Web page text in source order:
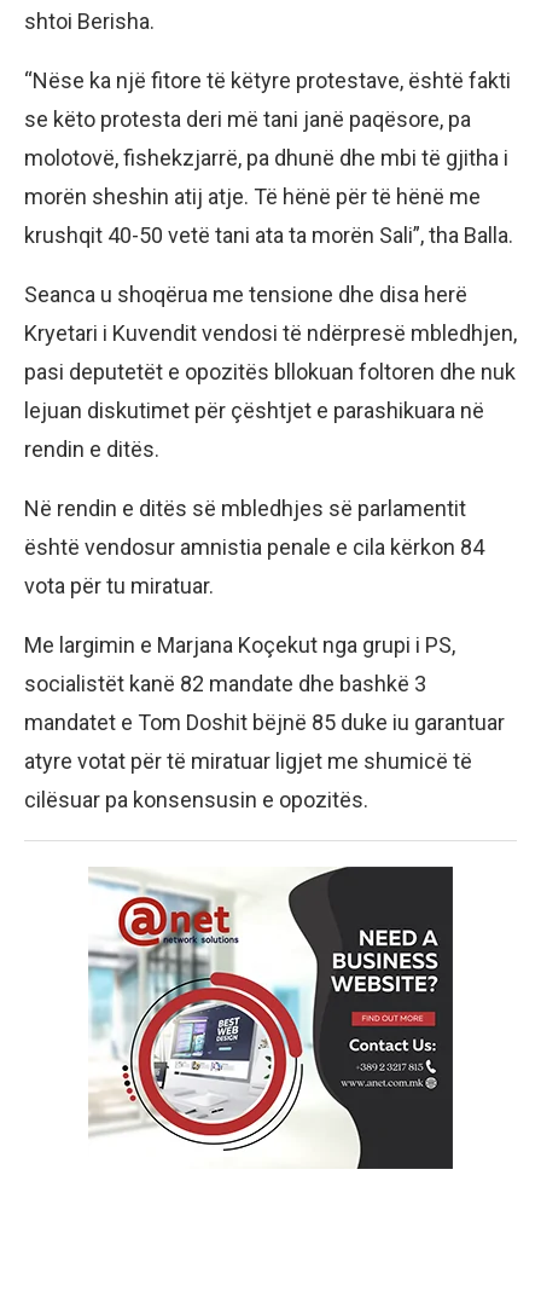
shtoi Berisha.
“Nëse ka një fitore të këtyre protestave, është fakti
se këto protesta deri më tani janë paqësore, pa
molotovë, fishekzjarrë, pa dhunë dhe mbi të gjitha i
morën sheshin atij atje. Të hënë për të hënë me
krushqit 40-50 vetë tani ata ta morën Sali”, tha Balla.
Seanca u shoqërua me tensione dhe disa herë
Kryetari i Kuvendit vendosi të ndërpresë mbledhjen,
pasi deputetët e opozitës bllokuan foltoren dhe nuk
lejuan diskutimet për çështjet e parashikuara në
rendin e ditës.
Në rendin e ditës së mbledhjes së parlamentit
është vendosur amnistia penale e cila kërkon 84
vota për tu miratuar.
Me largimin e Marjana Koçekut nga grupi i PS,
socialistët kanë 82 mandate dhe bashkë 3
mandatet e Tom Doshit bëjnë 85 duke iu garantuar
atyre votat për të miratuar ligjet me shumicë të
cilësuar pa konsensusin e opozitës.